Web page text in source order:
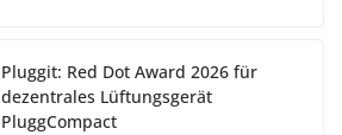
Pluggit: Red Dot Award 2026 für
dezentrales Lüftungsgerät
PluggCompact